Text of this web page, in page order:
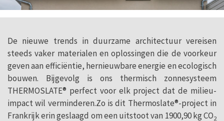
De nieuwe trends in duurzame architectuur vereisen
steeds vaker materialen en oplossingen die de voorkeur
geven aan efficiëntie, hernieuwbare energie en ecologisch
bouwen. Bijgevolg is ons thermisch zonnesysteem
THERMOSLATE® perfect voor elk project dat de milieu-
impact wil verminderen.Zo is dit Thermoslate®-project in
Frankrijk erin geslaagd om een uitstoot van 1900,90 kg CO2